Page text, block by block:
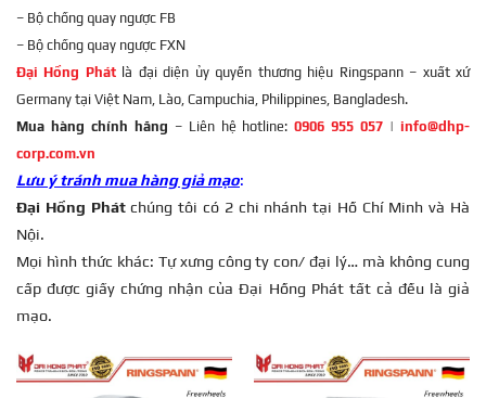
– Bộ chống quay ngược FB
– Bộ chống quay ngược FXN
Đại Hồng Phát là đại diện ủy quyền thương hiệu Ringspann – xuất xứ
Germany tại Việt Nam, Lào, Campuchia, Philippines, Bangladesh.
Mua hàng chính hãng – Liên hệ hotline:0906 955 057 |info@dhp-
corp.com.vn
Lưu ý tránh mua hàng giả mạo:
Đại Hồng Phátchúng tôi có 2 chi nhánh tại Hồ Chí Minh và Hà
Nội.
Mọi hình thức khác: Tự xưng công ty con/ đại lý… mà không cung
cấp được giấy chứng nhận của Đại Hồng Phát tất cả đều là giả
mạo.